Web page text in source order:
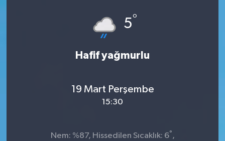
5°
Hafif yağmurlu
19 Mart Perşembe
15:30
Nem: %87, Hissedilen Sıcaklık: 6° ,